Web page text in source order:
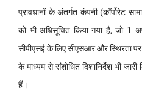
प्रावधानों के अंतर्गत कंपनी (कॉर्पोरेट
को भी अधिसूचित किया गया है, जो 1
सीपीएसई के लिए सीएसआर और स्थिरता
के माध्यम से संशोधित दिशानिर्देश भी
हैं।